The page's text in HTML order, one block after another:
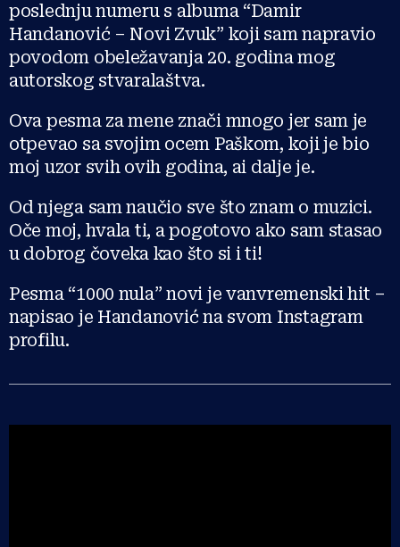
poslednju numeru s albuma “Damir
Handanović – Novi Zvuk” koji sam napravio
povodom obeležavanja 20. godina mog
autorskog stvaralaštva.
Ova pesma za mene znači mnogo jer sam je
otpevao sa svojim ocem Paškom, koji je bio
moj uzor svih ovih godina, ai dalje je.
Od njega sam naučio sve što znam o muzici.
Oče moj, hvala ti, a pogotovo ako sam stasao
u dobrog čoveka kao što si i ti!
Pesma “1000 nula” novi je vanvremenski hit –
napisao je Handanović na svom Instagram
profilu.